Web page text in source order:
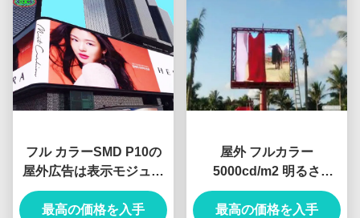
フル カラーSMD P10の
屋外広告は表示モジュー
ルの高リゾリューション
320mm*160mmを導いた
最高の価格を入手
屋外 フルカラー
5000cd/m2 明るさ
960*960mm キャビネッ
トサイズ P8 LED広告掲
最高の価格を入手